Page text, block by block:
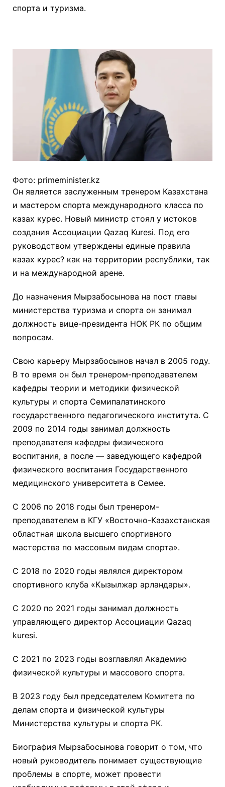
спорта и туризма.
Фото: primeminister.kz
Он является заслуженным тренером Казахстана
и мастером спорта международного класса по
казах курес. Новый министр стоял у истоков
создания Ассоциации Qazaq Kuresi. Под его
руководством утверждены единые правила
казах курес? как на территории республики, так
и на международной арене.
До назначения Мырзабосынова на пост главы
министерства туризма и спорта он занимал
должность вице-президента НОК РК по общим
вопросам.
Свою карьеру Мырзабосынов начал в 2005 году.
В то время он был тренером-преподавателем
кафедры теории и методики физической
культуры и спорта Семипалатинского
государственного педагогического института. С
2009 по 2014 годы занимал должность
преподавателя кафедры физического
воспитания, а после — заведующего кафедрой
физического воспитания Государственного
медицинского университета в Семее.
С 2006 по 2018 годы был тренером-
преподавателем в КГУ «Восточно-Казахстанская
областная школа высшего спортивного
мастерства по массовым видам спорта».
С 2018 по 2020 годы являлся директором
спортивного клуба «Кызылжар арландары».
С 2020 по 2021 годы занимал должность
управляющего директор Ассоциации Qazaq
kuresi.
С 2021 по 2023 годы возглавлял Академию
физической культуры и массового спорта.
В 2023 году был председателем Комитета по
делам спорта и физической культуры
Министерства культуры и спорта РК.
Биография Мырзабосынова говорит о том, что
новый руководитель понимает существующие
проблемы в спорте, может провести